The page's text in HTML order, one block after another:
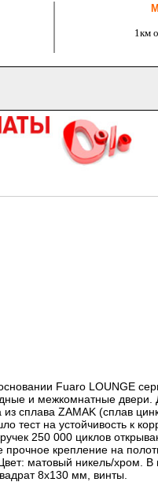
1км
Fuaro LOUNGE
и межкомнатные двери.
сплава ZAMAK (сплав
тест на устойчивость к
250 000 циклов
крепление на
матовый никель/хром. В
8x130 мм, винты.